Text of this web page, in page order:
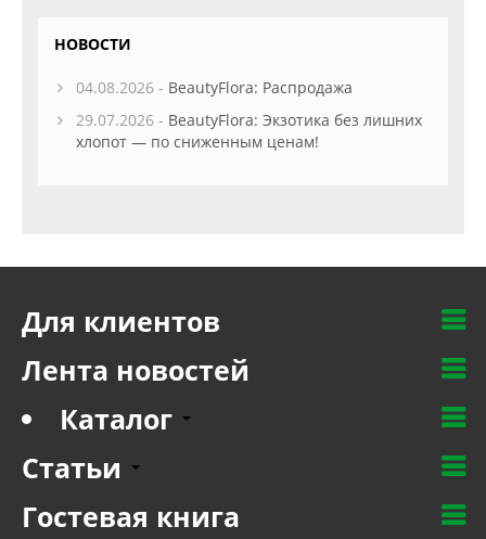
НОВОСТИ
04.08.2026 - BeautyFlora: Распродажа
29.07.2026 - BeautyFlora: Экзотика без лишних
хлопот — по сниженным ценам!
Для клиентов
Лента новостей
Каталог
Статьи
Гостевая книга